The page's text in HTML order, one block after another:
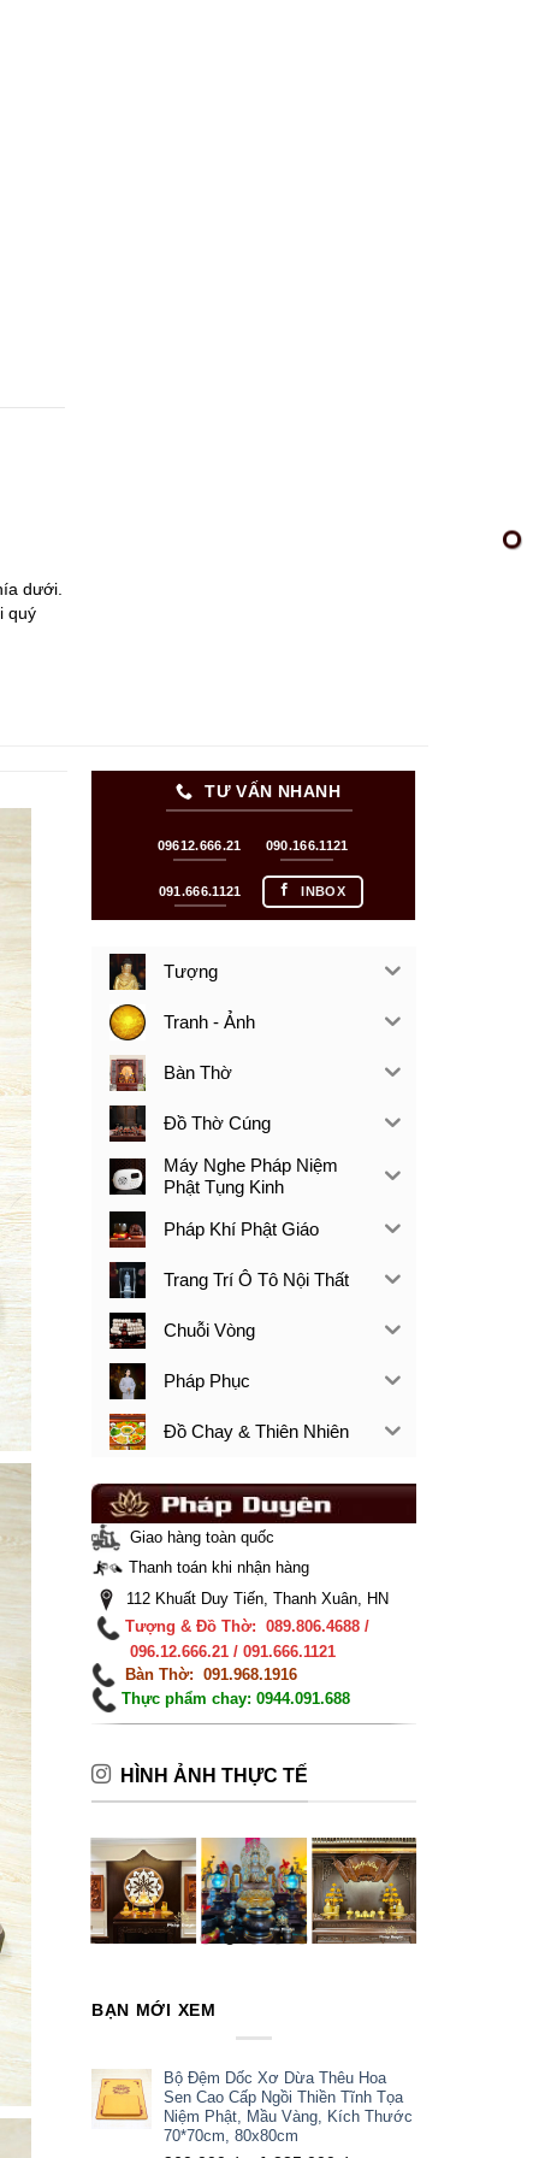
dưới.
quý
TƯ VẤN NHANH
09612.666.21 090.166.1121
091.666.1121 INBOX
Tượng
Tranh - Ảnh
Bàn Thờ
Đồ Thờ Cúng
Máy Nghe Pháp Niệm
Phật Tụng Kinh
Pháp Khí Phật Giáo
Trang Trí Ô Tô Nội Thất
Chuỗi Vòng
Pháp Phục
Đồ Chay & Thiên Nhiên
Giao hàng toàn quốc
Thanh toán khi nhận hàng
112 Khuất Duy Tiến, Thanh Xuân, HN
Tượng & Đồ Thờ: 089.806.4688 /
096.12.666.21 / 091.666.1121
Bàn Thờ: 091.968.1916
Thực phẩm chay: 0944.091.688
HÌNH ẢNH THỰC TẾ
BẠN MỚI XEM
Bộ Đệm Dốc Xơ Dừa Thêu Hoa
Sen Cao Cấp Ngồi Thiền Tĩnh Tọa
Niệm Phật, Mầu Vàng, Kích Thước
70*70cm, 80x80cm